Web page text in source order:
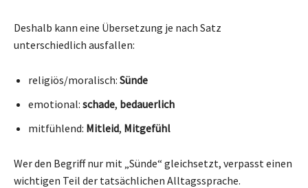
Deshalb kann eine Übersetzung je nach Satz
unterschiedlich ausfallen:
religiös/moralisch: Sünde
emotional: schade, bedauerlich
mitfühlend: Mitleid, Mitgefühl
Wer den Begriff nur mit „Sünde“ gleichsetzt, verpasst einen
wichtigen Teil der tatsächlichen Alltagssprache.